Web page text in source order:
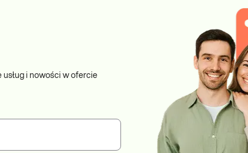
i nowości w ofercie